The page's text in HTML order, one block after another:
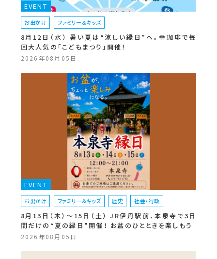
EVENT
お出かけ ファミリー＆キッズ
8月12日（水） 暑い夏は“涼しい縁日”へ。幸珈琲で毎
回大人気の「こどもまつり」開催！
2026年08月05日
EVENT
お出かけ ファミリー＆キッズ 歴史 社会・行政
8月13日（木）〜15日（土） JR伊丹駅前、本泉寺で3日
間だけの“夏の縁日”開催！ お盆のひとときを楽しもう
2026年08月05日